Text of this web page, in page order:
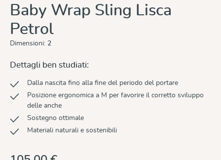
Valutazione media di 5 su 5 stelle
Baby Wrap Sling Lisca
Petrol
Dimensioni: 2
Dettagli ben studiati:
Dalla nascita fino alla fine del periodo del portare
Posizione ergonomica a M per favorire il corretto sviluppo
delle anche
Sostegno ottimale
Materiali naturali e sostenibili